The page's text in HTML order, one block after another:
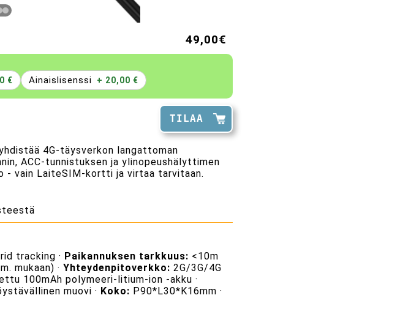
49,00€
€ Ainaislisenssi + 20,00 €
TILAA
4G-täysverkon langattoman
ACC-tunnistuksen ja ylinopeushälyttimen
- vain LaiteSIM-kortti ja virtaa tarvitaan.
tracking · Paikannuksen tarkkuus: <10m
mukaan) · Yhteydenpitoverkko: 2G/3G/4G
100mAh polymeeri-litium-ion -akku ·
muovi · Koko: P90*L30*K16mm ·